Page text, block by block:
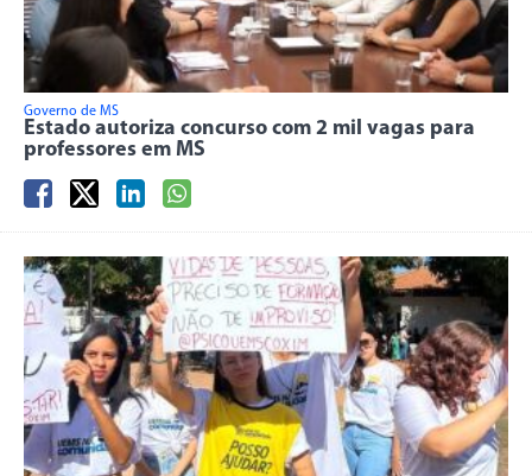
Governo de MS
Estado autoriza concurso com 2 mil vagas para
professores em MS